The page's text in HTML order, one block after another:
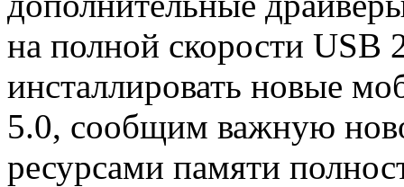
на полной скорости USB
инсталлировать новые
5.0, сообщим важную
ресурсами памяти